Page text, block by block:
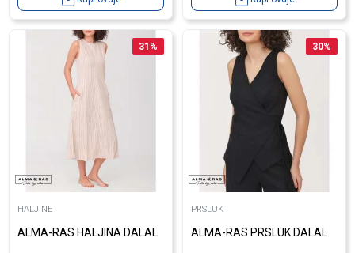
31 %
HALJINE
ALMA-RAS HALJINA DALAL
30%
PRSLUK
ALMA-RAS PRSLUK DALAL